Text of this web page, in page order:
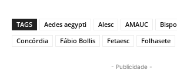
TAGS Aedes aegypti Alesc AMAUC Bispo
Concórdia
Fábio Bollis Fetaesc Folhasete
- Publicidade -